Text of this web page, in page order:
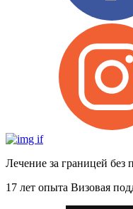
Лечение за границей без
17 лет опыта Визовая